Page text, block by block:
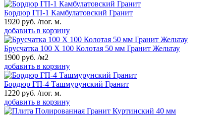
Бордюр ГП-1 Камбулатовский Гранит
1920 руб. /пог. м.
добавить в корзину
Брусчатка 100 Х 100 Колотая 50 мм Гранит Жельтау
1900 руб. /м2
добавить в корзину
Бордюр ГП-4 Ташмурунский Гранит
1220 руб. /пог. м.
добавить в корзину